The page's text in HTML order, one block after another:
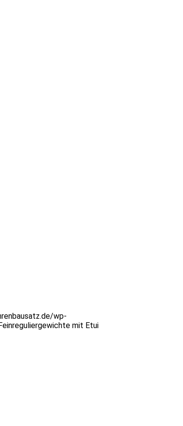
wp-
Feinreguliergewichte mit Etui